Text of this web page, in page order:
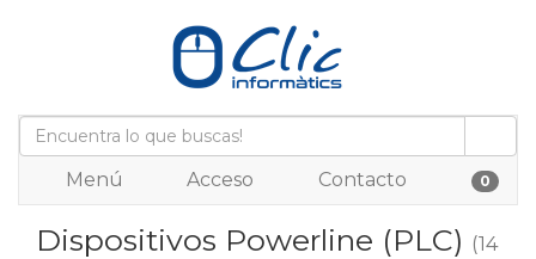
Menú Acceso Contacto 0
Dispositivos Powerline (PLC) (14